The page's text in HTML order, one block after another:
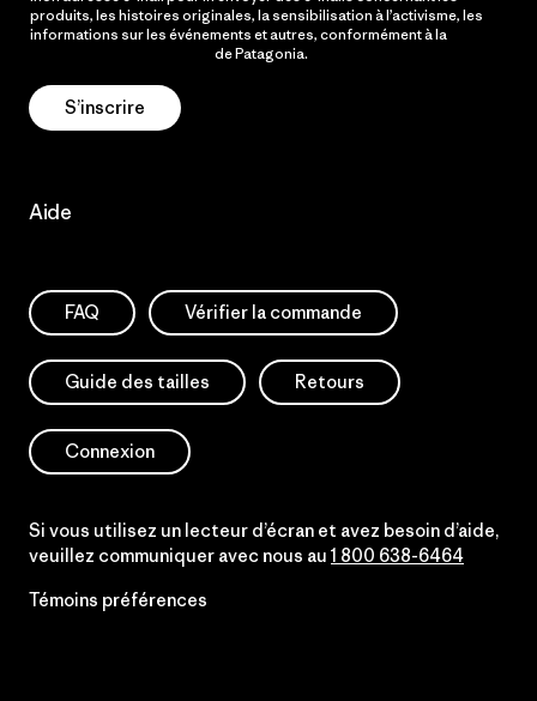
produits, les histoires originales, la sensibilisation à l’activisme, les
informations sur les événements et autres, conformément à la
de Patagonia.
S’inscrire
Aide
FAQ Vérifier la commande
Guide des tailles Retours
Connexion
Si vous utilisez un lecteur d’écran et avez besoin d’aide,
veuillez communiquer avec nous au 1 800 638-6464
Témoins préférences